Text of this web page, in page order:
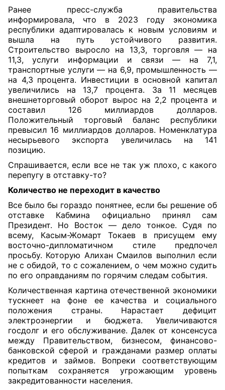
Ранее пресс-служба правительства
информировала, что в 2023 году экономика
республики адаптировалась к новым условиям и
вышла на путь устойчивого развития.
Строительство выросло на 13,3, торговля — на
11,3, услуги информации и связи — на 7,1,
транспортные услуги — на 6,9, промышленность —
на 4,3 процента. Инвестиции в основной капитал
увеличились на 13,7 процента. За 11 месяцев
внешнеторговый оборот вырос на 2,2 процента и
составил 126 миллиардов долларов.
Положительный торговый баланс республики
превысил 16 миллиардов долларов. Номенклатура
несырьевого экспорта увеличилась на 141
позицию.
Спрашивается, если все не так уж плохо, с какого
перепугу в отставку-то?
Количество не переходит в качество
Все было бы гораздо понятнее, если бы решение об
отставке Кабмина официально принял сам
Президент. Но Восток — дело тонкое. Судя по
всему, Касым-Жомарт Токаев в присущем ему
восточно-дипломатичном стиле предпочел
просьбу. Которую Алихан Смаилов выполнил если
не с обидой, то с сожалением, о чем можно судить
по его оправданиям по горячим следам события.
Количественная картина отечественной экономики
тускнеет на фоне ее качества и социального
положения страны. Нарастает дефицит
электроэнергии и бюджета. Увеличиваются
госдолг и его обслуживание. Далек от консенсуса
между Правительством, бизнесом, финансово-
банковской сферой и гражданами размер оплаты
кредитов и займов. Вопреки соответствующим
попыткам сохраняется угрожающим уровень
закредитованности населения.